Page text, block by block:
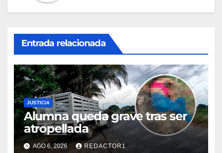
Entrada relacionada
JUSTICIA
Alumna queda grave tras ser
atropellada
AGO 6, 2026 REDACTOR1